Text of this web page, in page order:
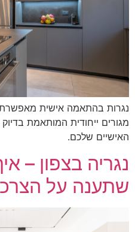
בהתאמה אישית מאפשרת
ייחודית המותאמת בדיוק
שלכם.
בצפון –
על